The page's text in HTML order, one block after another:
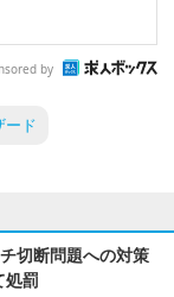
by
ード
切断問題への対策
罰